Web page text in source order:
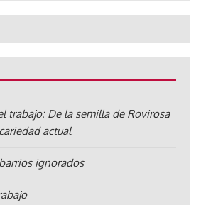
trabajo: De la semilla de Rovirosa
actual
ignorados